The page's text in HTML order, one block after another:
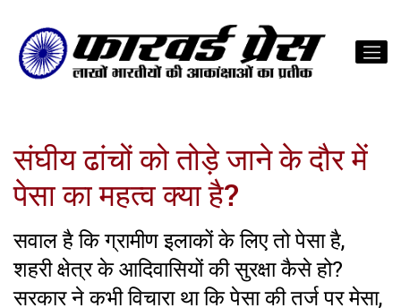
संघीय ढांचों को तोड़े जाने के दौर में
पेसा का महत्व क्या है?
सवाल है कि ग्रामीण इलाकों के लिए तो पेसा है,
शहरी क्षेत्र के आदिवासियों की सुरक्षा कैसे हो?
सरकार ने कभी विचारा था कि पेसा की तर्ज पर मेसा,